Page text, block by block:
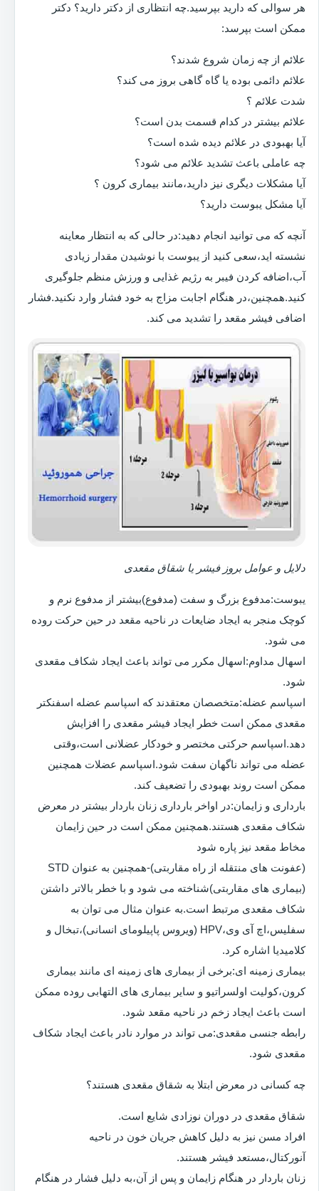
هر سوالی که دارید بپرسید.چه انتظاری از دکتر دارید؟ دکتر
ممکن است بپرسد:
علائم از چه زمان شروع شدند؟
علائم دائمی بوده یا گاه گاهی بروز می کند؟
شدت علائم ؟
علائم بیشتر در کدام قسمت بدن است؟
آیا بهبودی در علائم دیده شده است؟
چه عاملی باعث تشدید علائم می شود؟
آیا مشکلات دیگری نیز دارید،مانند بیماری کرون ؟
آیا مشکل یبوست دارید؟
آنچه که می توانید انجام دهید:در حالی که به انتظار معاینه
نشسته اید،سعی کنید از یبوست با نوشیدن مقدار زیادی
آب،اضافه کردن فیبر به رژیم غذایی و ورزش منظم جلوگیری
کنید.همچنین،در هنگام اجابت مزاج به خود فشار وارد نکنید.فشار
اضافی فیشر مقعد را تشدید می کند.
دلایل و عوامل بروز فیشر یا شقاق مقعدی
یبوست:مدفوع بزرگ و سفت (مدفوع)بیشتر از مدفوع نرم و
کوچک منجر به ایجاد ضایعات در ناحیه مقعد در حین حرکت روده
می شود.
اسهال مداوم:اسهال مکرر می تواند باعث ایجاد شکاف مقعدی
شود.
اسپاسم عضله:متخصصان معتقدند که اسپاسم عضله اسفنکتر
مقعدی ممکن است خطر ایجاد فیشر مقعدی را افزایش
دهد.اسپاسم حرکتی مختصر و خودکار عضلانی است،وقتی
عضله می تواند ناگهان سفت شود.اسپاسم عضلات همچنین
ممکن است روند بهبودی را تضعیف کند.
بارداری و زایمان:در اواخر بارداری زنان باردار بیشتر در معرض
شکاف مقعدی هستند.همچنین ممکن است در حین زایمان
مخاط مقعد نیز پاره شود
(عفونت های منتقله از راه مقاربتی)-همچنین به عنوان STD
(بیماری های مقاربتی)شناخته می شود و با خطر بالاتر داشتن
شکاف مقعدی مرتبط است.به عنوان مثال می توان به
سفلیس،اچ آی وی،HPV (ویروس پاپیلومای انسانی)،تبخال و
کلامیدیا اشاره کرد.
بیماری زمینه ای:برخی از بیماری های زمینه ای مانند بیماری
کرون،کولیت اولسراتیو و سایر بیماری های التهابی روده ممکن
است باعث ایجاد زخم در ناحیه مقعد شود.
رابطه جنسی مقعدی:می تواند در موارد نادر باعث ایجاد شکاف
مقعدی شود.
چه کسانی در معرض ابتلا به شقاق مقعدی هستند؟
شقاق مقعدی در دوران نوزادی شایع است.
افراد مسن نیز به دلیل کاهش جریان خون در ناحیه
آنورکتال،مستعد فیشر هستند.
زنان باردار در هنگام زایمان و پس از آن،به دلیل فشار در هنگام